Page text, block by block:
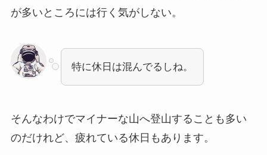
が多いところには行く気がしない。
特に休日は混んでるしね。
そんなわけでマイナーな山へ登山することも多い
のだけれど、疲れている休日もあります。